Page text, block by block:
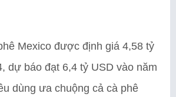
Mexico được định giá 4,58 tỷ
dự báo đạt 6,4 tỷ USD vào năm
dùng ưa chuộng cả cà phê